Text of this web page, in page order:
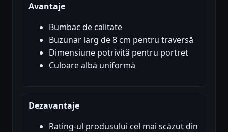
Avantaje
Bumbac de calitate
Buzunar larg de 8 cm pentru traversă
Dimensiune potrivită pentru portret
Culoare albă uniformă
Dezavantaje
Rating-ul produsului cel mai scăzut din